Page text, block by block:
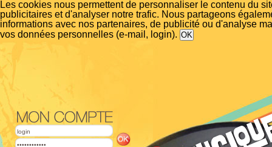
Les cookies nous permettent de personnaliser le contenu du
publicitaires et d'analyser notre trafic. Nous partageons
informations avec nos partenaires, de publicité ou d'analyse
vos données personnelles (e-mail, login).